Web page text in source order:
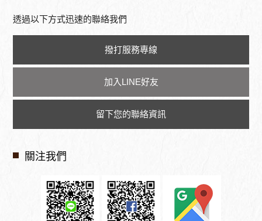
透過以下方式迅速的聯絡我們
撥打服務專線
加入LINE好友
留下您的聯絡資訊
關注我們